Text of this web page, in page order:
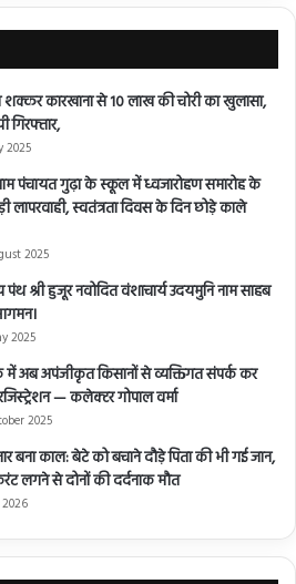
कारखाना से 10 लाख की चोरी का खुलासा,
गिरफ्तार,
2025
पंचायत गुढ़ा के स्कूल में ध्वजारोहण समारोह के
लापरवाही, स्वतंत्रता दिवस के दिन छोड़े काले
2025
श्री हुजूर नवोदित वंशाचार्य उदयमुनि नाम साहब
2025
में अब अपंजीकृत किसानों से व्यक्तिगत संपर्क कर
— कलेक्टर गोपाल वर्मा
2025
बना काल: बेटे को बचाने दौड़े पिता की भी गई जान,
लगने से दोनों की दर्दनाक मौत